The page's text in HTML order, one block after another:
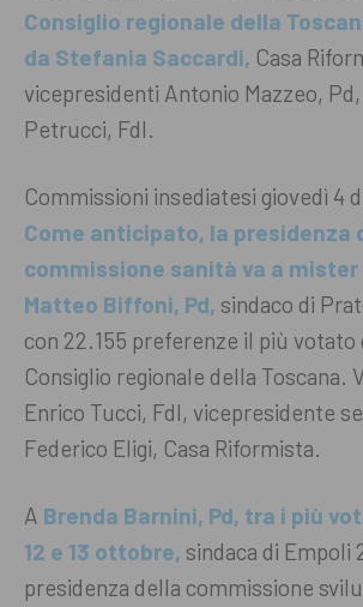
Consiglio regionale della
da Stefania Saccardi, Casa
vicepresidenti Antonio Mazzeo, Pd,
Petrucci, FdI.
Commissioni insediatesi giovedì 4
Come anticipato, la presidenza
commissione sanità va a
Matteo Biffoni, Pd, sindaco di
con 22.155 preferenze il più votato
Consiglio regionale della Toscana.
Enrico Tucci, FdI, vicepresidente
Federico Eligi, Casa Riformista.
A Brenda Barnini, Pd, tra i più
12 e 13 ottobre, sindaca di Empoli
presidenza della commissione